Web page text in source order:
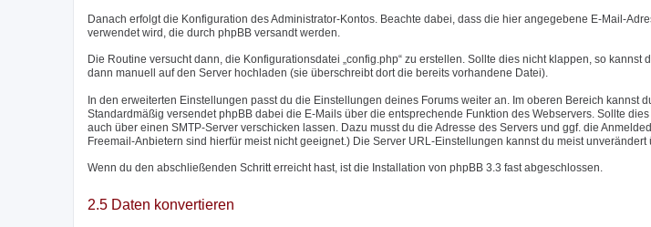
Danach erfolgt die Konfiguration des Administrator-Kontos. Beachte dabei, dass die hier angegebene E-Mail-
verwendet wird, die durch phpBB versandt werden.
Die Routine versucht dann, die Konfigurationsdatei „config.php“ zu erstellen. Sollte dies nicht klappen, so kannst
dann manuell auf den Server hochladen (sie überschreibt dort die bereits vorhandene Datei).
In den erweiterten Einstellungen passt du die Einstellungen deines Forums weiter an. Im oberen Bereich kannst
Standardmäßig versendet phpBB dabei die E-Mails über die entsprechende Funktion des Webservers. Sollte
auch über einen SMTP-Server verschicken lassen. Dazu musst du die Adresse des Servers und ggf. die
Freemail-Anbietern sind hierfür meist nicht geeignet.) Die Server URL-Einstellungen kannst du meist unverändert
Wenn du den abschließenden Schritt erreicht hast, ist die Installation von phpBB 3.3 fast abgeschlossen.
2.5 Daten konvertieren